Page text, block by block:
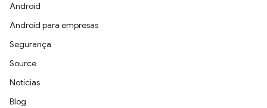
Android
Android para empresas
Segurança
Source
Notícias
Blog